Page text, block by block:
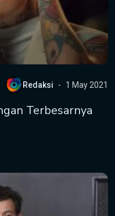
Redaksi 1 May 2021
Terbesarnya